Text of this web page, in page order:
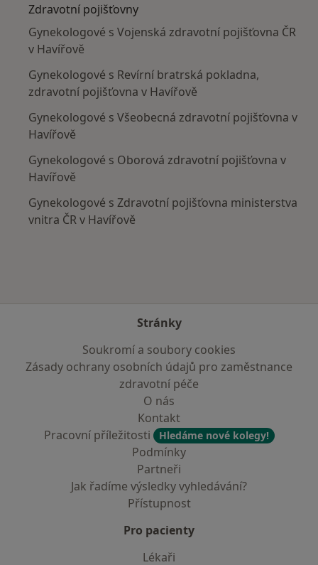
Zdravotní pojišťovny
Gynekologové s Vojenská zdravotní pojišťovna ČR
v Havířově
Gynekologové s Revírní bratrská pokladna,
zdravotní pojišťovna v Havířově
Gynekologové s Všeobecná zdravotní pojišťovna v
Havířově
Gynekologové s Oborová zdravotní pojišťovna v
Havířově
Gynekologové s Zdravotní pojišťovna ministerstva
vnitra ČR v Havířově
Stránky
Soukromí a soubory cookies
Zásady ochrany osobních údajů pro zaměstnance
zdravotní péče
O nás
Kontakt
Pracovní příležitosti
Hledáme nové kolegy!
Podmínky
Partneři
Jak řadíme výsledky vyhledávání?
Přístupnost
Pro pacienty
Lékaři